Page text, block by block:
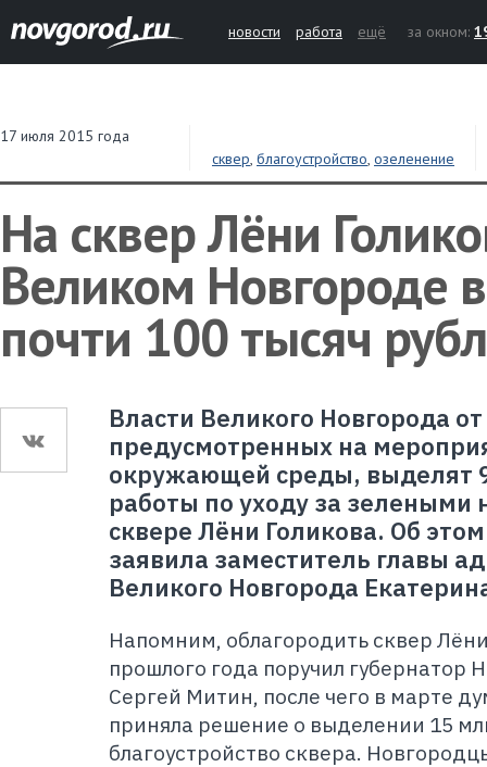
новости работа ещё за окном:
17 июля 2015 года
сквер, благоустройство, озеленение
На сквер Лёни
Великом Новгороде
почти 100 тысяч
Власти Великого Новгорода
предусмотренных на
окружающей среды, выделят
работы по уходу за
сквере Лёни Голикова. Об
заявила заместитель главы
Великого Новгорода
Напомним, облагородить сквер
прошлого года поручил губернатор
Сергей Митин, после чего в марте
приняла решение о выделении 15
благоустройство сквера.